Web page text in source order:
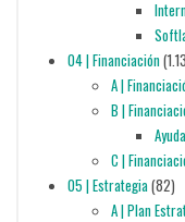
04 | Financiación
A |
B |
C |
05 | Estrategia(82)
A | Plan